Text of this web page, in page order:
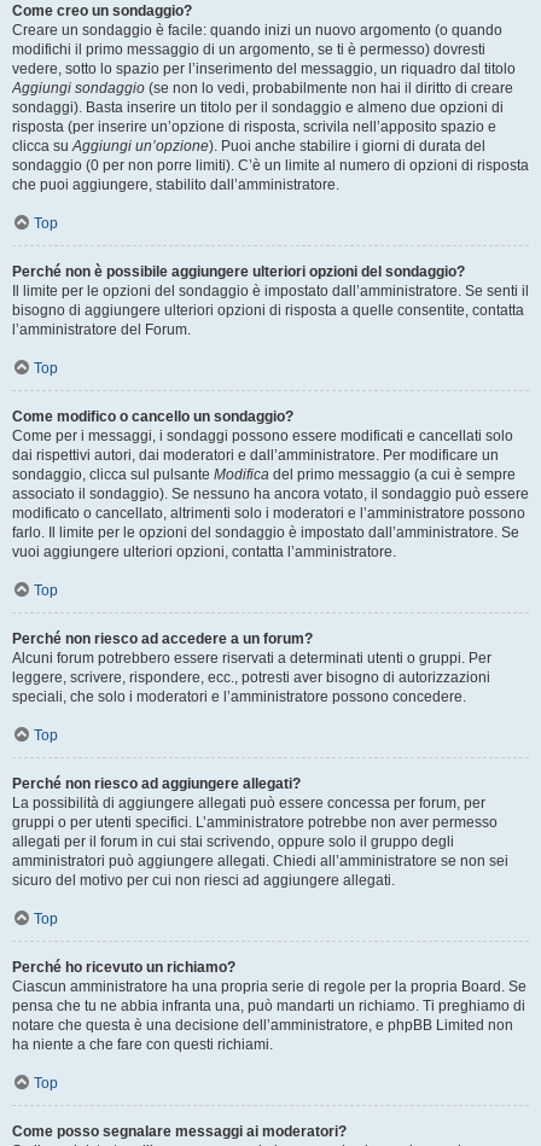
Come creo un sondaggio?
Creare un sondaggio è facile: quando inizi un nuovo argomento (o quando
modifichi il primo messaggio di un argomento, se ti è permesso) dovresti
vedere, sotto lo spazio per l’inserimento del messaggio, un riquadro dal titolo
Aggiungi sondaggio (se non lo vedi, probabilmente non hai il diritto di creare
sondaggi). Basta inserire un titolo per il sondaggio e almeno due opzioni di
risposta (per inserire un’opzione di risposta, scrivila nell’apposito spazio e
clicca suAggiungi un’opzione). Puoi anche stabilire i giorni di durata del
sondaggio (0 per non porre limiti). C’è un limite al numero di opzioni di risposta
che puoi aggiungere, stabilito dall’amministratore.
Top
Perché non è possibile aggiungere ulteriori opzioni del sondaggio?
Il limite per le opzioni del sondaggio è impostato dall’amministratore. Se senti il
bisogno di aggiungere ulteriori opzioni di risposta a quelle consentite, contatta
l’amministratore del Forum.
Top
Come modifico o cancello un sondaggio?
Come per i messaggi, i sondaggi possono essere modificati e cancellati solo
dai rispettivi autori, dai moderatori e dall’amministratore. Per modificare un
sondaggio, clicca sul pulsante Modifica del primo messaggio (a cui è sempre
associato il sondaggio). Se nessuno ha ancora votato, il sondaggio può essere
modificato o cancellato, altrimenti solo i moderatori e l’amministratore possono
farlo. Il limite per le opzioni del sondaggio è impostato dall’amministratore. Se
vuoi aggiungere ulteriori opzioni, contatta l’amministratore.
Top
Perché non riesco ad accedere a un forum?
Alcuni forum potrebbero essere riservati a determinati utenti o gruppi. Per
leggere, scrivere, rispondere, ecc., potresti aver bisogno di autorizzazioni
speciali, che solo i moderatori e l’amministratore possono concedere.
Top
Perché non riesco ad aggiungere allegati?
La possibilità di aggiungere allegati può essere concessa per forum, per
gruppi o per utenti specifici. L’amministratore potrebbe non aver permesso
allegati per il forum in cui stai scrivendo, oppure solo il gruppo degli
amministratori può aggiungere allegati. Chiedi all’amministratore se non sei
sicuro del motivo per cui non riesci ad aggiungere allegati.
Top
Perché ho ricevuto un richiamo?
Ciascun amministratore ha una propria serie di regole per la propria Board. Se
pensa che tu ne abbia infranta una, può mandarti un richiamo. Ti preghiamo di
notare che questa è una decisione dell’amministratore, e phpBB Limited non
ha niente a che fare con questi richiami.
Top
Come posso segnalare messaggi ai moderatori?